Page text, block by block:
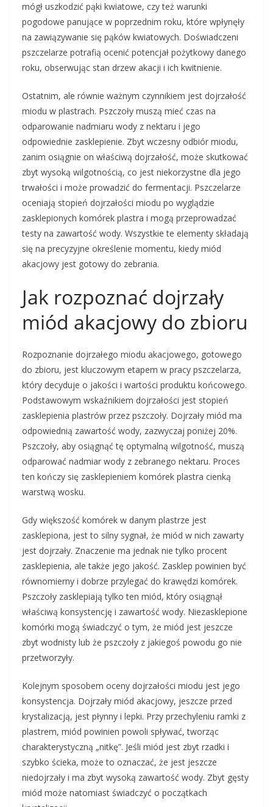
mógł uszkodzić pąki kwiatowe, czy też warunki
pogodowe panujące w poprzednim roku, które wpłynęły
na zawiązywanie się pąków kwiatowych. Doświadczeni
pszczelarze potrafią ocenić potencjał pożytkowy danego
roku, obserwując stan drzew akacji i ich kwitnienie.
Ostatnim, ale równie ważnym czynnikiem jest dojrzałość
miodu w plastrach. Pszczoły muszą mieć czas na
odparowanie nadmiaru wody z nektaru i jego
odpowiednie zasklepienie. Zbyt wczesny odbiór miodu,
zanim osiągnie on właściwą dojrzałość, może skutkować
zbyt wysoką wilgotnością, co jest niekorzystne dla jego
trwałości i może prowadzić do fermentacji. Pszczelarze
oceniają stopień dojrzałości miodu po wyglądzie
zasklepionych komórek plastra i mogą przeprowadzać
testy na zawartość wody. Wszystkie te elementy składają
się na precyzyjne określenie momentu, kiedy miód
akacjowy jest gotowy do zebrania.
Jak rozpoznać dojrzały
miód akacjowy do zbioru
Rozpoznanie dojrzałego miodu akacjowego, gotowego
do zbioru, jest kluczowym etapem w pracy pszczelarza,
który decyduje o jakości i wartości produktu końcowego.
Podstawowym wskaźnikiem dojrzałości jest stopień
zasklepienia plastrów przez pszczoły. Dojrzały miód ma
odpowiednią zawartość wody, zazwyczaj poniżej 20%.
Pszczoły, aby osiągnąć tę optymalną wilgotność, muszą
odparować nadmiar wody z zebranego nektaru. Proces
ten kończy się zasklepieniem komórek plastra cienką
warstwą wosku.
Gdy większość komórek w danym plastrze jest
zasklepiona, jest to silny sygnał, że miód w nich zawarty
jest dojrzały. Znaczenie ma jednak nie tylko procent
zasklepienia, ale także jego jakość. Zasklep powinien być
równomierny i dobrze przylegać do krawędzi komórek.
Pszczoły zasklepiają tylko ten miód, który osiągnął
właściwą konsystencję i zawartość wody. Niezasklepione
komórki mogą świadczyć o tym, że miód jest jeszcze
zbyt wodnisty lub że pszczoły z jakiegoś powodu go nie
przetworzyły.
Kolejnym sposobem oceny dojrzałości miodu jest jego
konsystencja. Dojrzały miód akacjowy, jeszcze przed
krystalizacją, jest płynny i lepki. Przy przechyleniu ramki z
plastrem, miód powinien powoli spływać, tworząc
charakterystyczną „nitkę”. Jeśli miód jest zbyt rzadki i
szybko ścieka, może to oznaczać, że jest jeszcze
niedojrzały i ma zbyt wysoką zawartość wody. Zbyt gęsty
miód może natomiast świadczyć o początkach